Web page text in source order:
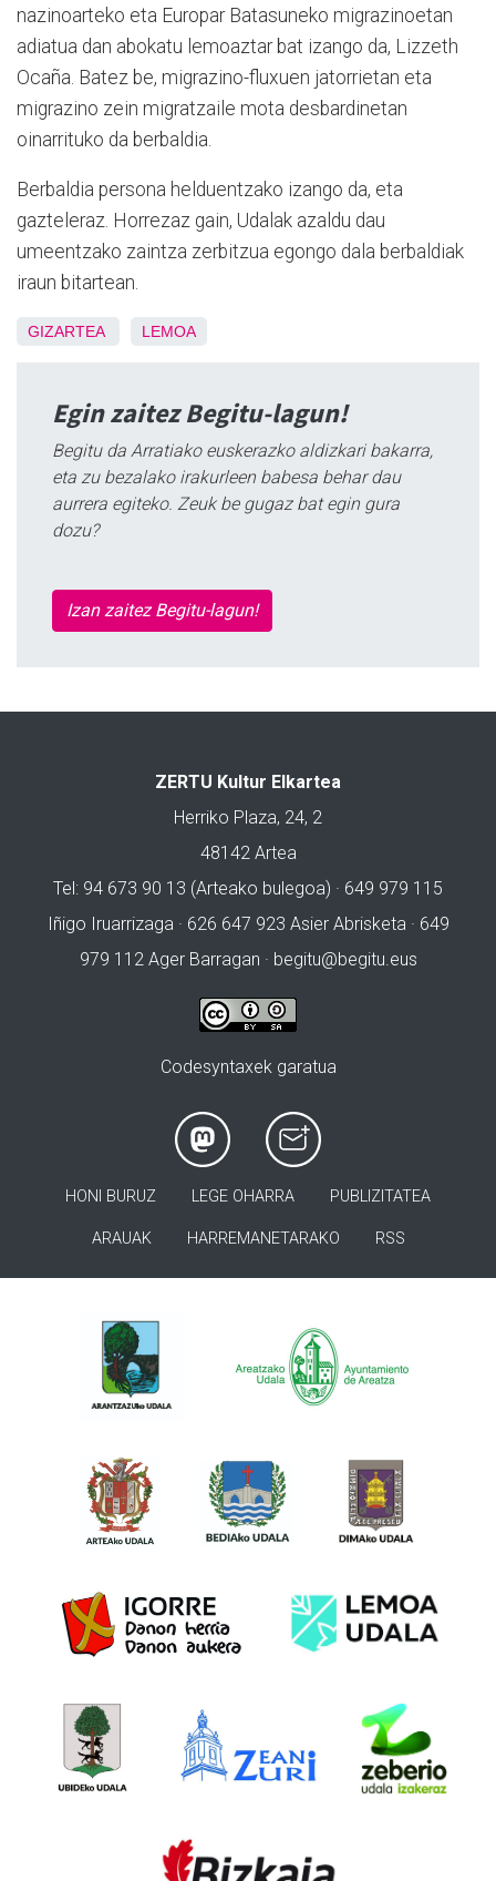
nazinoarteko eta Europar Batasuneko migrazinoetan
adiatua dan abokatu lemoaztar bat izango da, Lizzeth
Ocaña. Batez be, migrazino-fluxuen jatorrietan eta
migrazino zein migratzaile mota desbardinetan
oinarrituko da berbaldia.
Berbaldia persona helduentzako izango da, eta
gazteleraz. Horrezaz gain, Udalak azaldu dau
umeentzako zaintza zerbitzua egongo dala berbaldiak
iraun bitartean.
GIZARTEA LEMOA
Egin zaitez Begitu-lagun!
Begitu da Arratiako euskerazko aldizkari bakarra,
eta zu bezalako irakurleen babesa behar dau
aurrera egiteko. Zeuk be gugaz bat egin gura
dozu?
Izan zaitez Begitu-lagun!
ZERTU Kultur Elkartea
Herriko Plaza, 24, 2
48142 Artea
Tel: 94 673 90 13 (Arteako bulegoa) · 649 979 115
Iñigo Iruarrizaga · 626 647 923 Asier Abrisketa · 649
979 112 Ager Barragan · begitu@begitu.eus
Codesyntaxek garatua
HONI BURUZ LEGE OHARRA PUBLIZITATEA
ARAUAK HARREMANETARAKO RSS